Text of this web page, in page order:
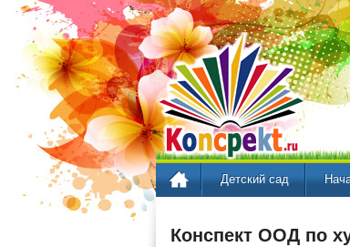
Детский сад
Конспект ООД по